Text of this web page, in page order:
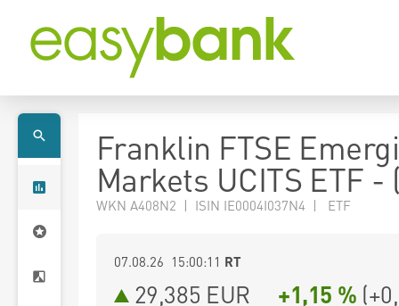
Franklin FTSE
Markets UCITS ETF -
WKN A408N2 | ISIN IE0004I037N4 | ETF
07.08.26 15:00:11 RT
29,385 EUR +1,15 % (